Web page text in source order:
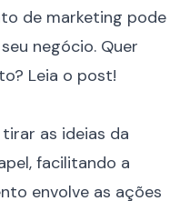
de marketing pode
negócio. Quer
Leia o post!
as ideias da
facilitando a
envolve as ações